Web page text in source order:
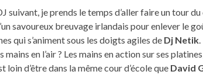
suivant, je prends le temps d’aller faire un tour
savoureux breuvage irlandais pour enlever le
qui s’animent sous les doigts agiles de Dj Netik
en l’air ? Les mains en action sur ses platines,
loin d’être dans la même cour d’école que David